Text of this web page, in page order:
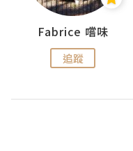
Fabrice 嚐味
追蹤